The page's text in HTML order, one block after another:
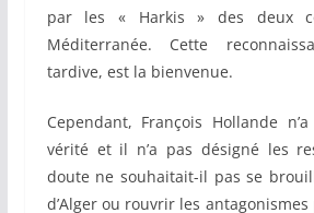
par les « Harkis » des deux
Méditerranée. Cette
tardive, est la bienvenue.
Cependant, François Hollande
vérité et il n’a pas désigné les
doute ne souhaitait-il pas se
d’Alger ou rouvrir les